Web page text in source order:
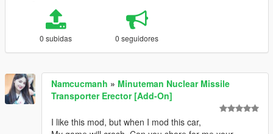
0 subidas 0 seguidores
Namcucmanh » Minuteman Nuclear Missile
Transporter Erector [Add-On]
I like this mod, but when I mod this car,